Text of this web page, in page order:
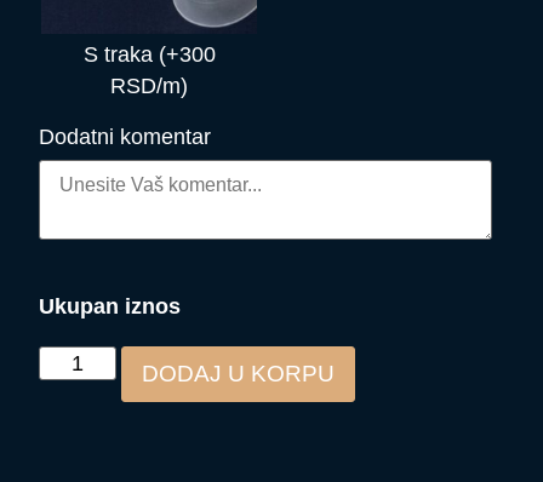
S traka (+300
RSD/m)
Dodatni komentar
Ukupan iznos
DODAJ U KORPU